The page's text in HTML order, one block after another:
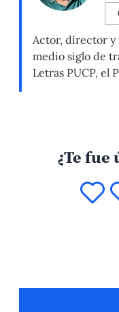
Actor, director y
medio siglo de
Letras PUCP, el
¿Te